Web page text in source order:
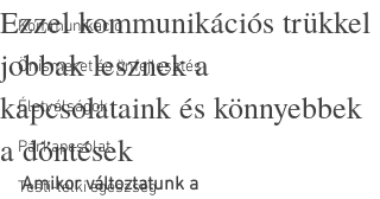
Kommunikáció
Önismeret és önfejlesztés
Életválságok
Párkapcsolat
Testi-lelki egészség
Ezzel kommunikációs trükkel
jobbak lesznek a
kapcsolataink és könnyebbek
a döntések
Amikor változtatunk a